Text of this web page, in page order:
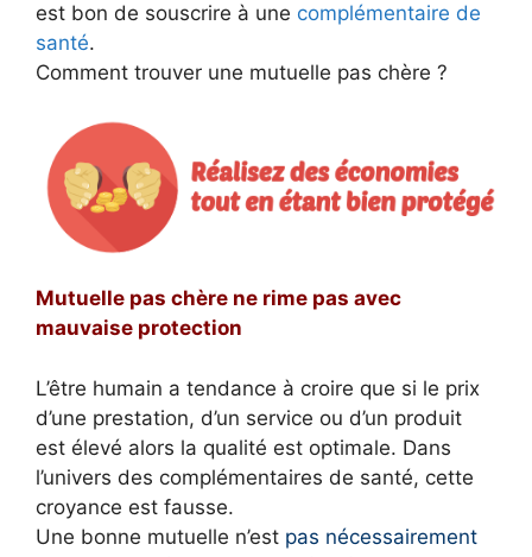
est bon de souscrire à une complémentaire de
santé.
Comment trouver une mutuelle pas chère ?
Mutuelle pas chère ne rime pas avec
mauvaise protection
L’être humain a tendance à croire que si le prix
d’une prestation, d’un service ou d’un produit
est élevé alors la qualité est optimale. Dans
l’univers des complémentaires de santé, cette
croyance est fausse.
Une bonne mutuelle n’est pas nécessairement